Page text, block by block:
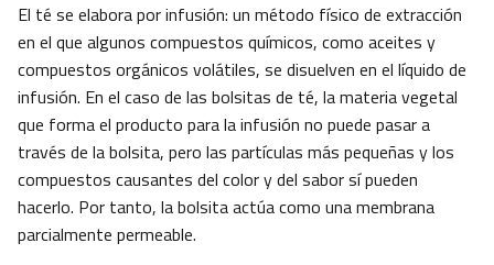
El té se elabora por infusión: un método físico de extracción
en el que algunos compuestos químicos, como aceites y
compuestos orgánicos volátiles, se disuelven en el líquido de
infusión. En el caso de las bolsitas de té, la materia vegetal
que forma el producto para la infusión no puede pasar a
través de la bolsita, pero las partículas más pequeñas y los
compuestos causantes del color y del sabor sí pueden
hacerlo. Por tanto, la bolsita actúa como una membrana
parcialmente permeable.